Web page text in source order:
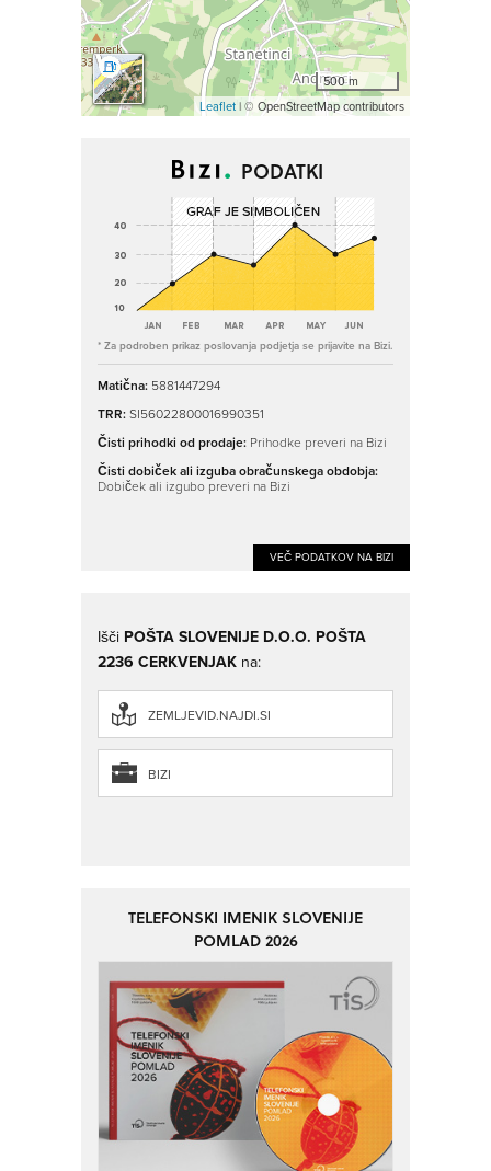
500 m
Leaflet| © OpenStreetMap contributors
PODATKI
* Za podroben prikaz poslovanja podjetja se prijavite na Bizi.
Matična: 5881447294
TRR:SI56022800016990351
Čisti prihodki od prodaje: Prihodke preveri na Bizi
Čisti dobiček ali izguba obračunskega obdobja:
Dobiček ali izgubo preveri na Bizi
VEČ PODATKOV NA BIZI
Išči POŠTA SLOVENIJE D.O.O. POŠTA
2236 CERKVENJAK na:
ZEMLJEVID.NAJDI.SI
BIZI
TELEFONSKI IMENIK SLOVENIJE
POMLAD 2026